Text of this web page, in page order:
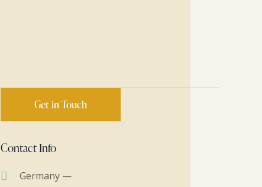
Contact Info
Germany —